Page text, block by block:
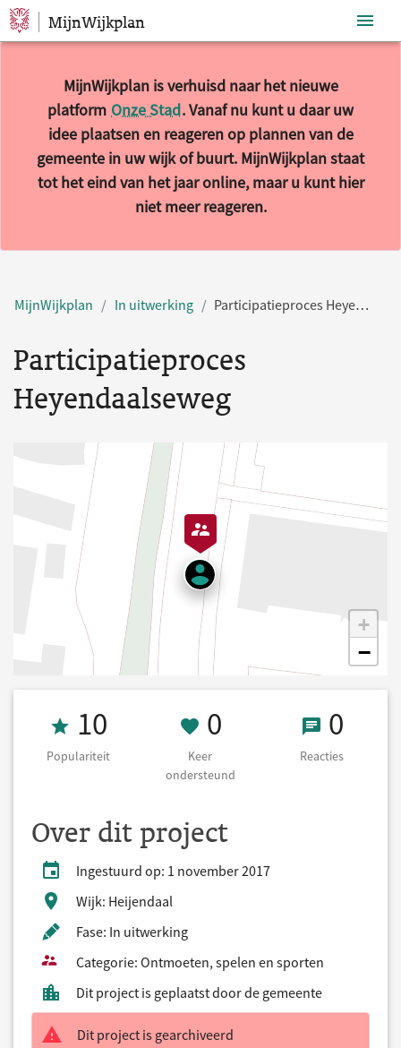
Sla navigatie over
MijnWijkplan
MijnWijkplan is verhuisd naar het nieuwe
platform Onze Stad. Vanaf nu kunt u daar uw
idee plaatsen en reageren op plannen van de
gemeente in uw wijk of buurt. MijnWijkplan staat
tot het eind van het jaar online, maar u kunt hier
niet meer reageren.
MijnWijkplan In uitwerking Participatieproces Heyendaalseweg
Participatieproces
Heyendaalseweg
+
−
Populariteit 10
10
Populariteit
0 Keer
0
Keer
ondersteund
0 0
Reacties
Over dit project
Ingestuurd op: 1 november 2017
Wijk: Heijendaal
Fase: In uitwerking
Categorie: Ontmoeten, spelen en sporten
Dit project is geplaatst door de gemeente
Dit project is gearchiveerd